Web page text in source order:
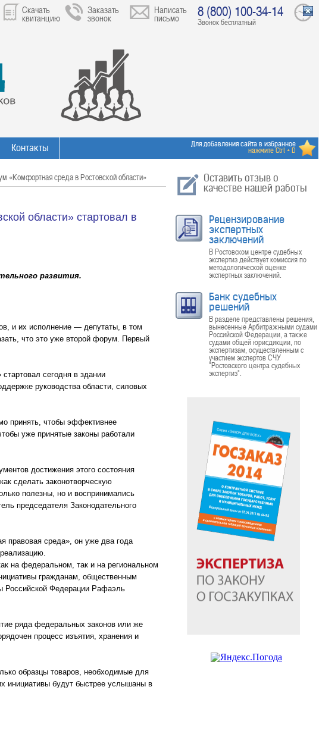
Скачать
квитанцию
Заказать
звонок
Написать
письмо 8 (800) 100-34-14
Звонок бесплатный
Контакты Для добавления сайта в избранное
нажмите Ctrl + D
«Комфортная среда в Ростовской области»
области» стартовал в
развития.
и их исполнение — депутаты, в том
что это уже второй форум. Первый
сегодня в здании
руководства области, силовых
принять, чтобы эффективнее
уже принятые законы работали
достижения этого состояния
сделать законотворческую
полезны, но и воспринимались
председателя Законодательного
правовая среда», он уже два года
на федеральном, так и на региональном
гражданам, общественным
Российской Федерации Рафаэль
ряда федеральных законов или же
процесс изъятия, хранения и
образцы товаров, необходимые для
инициативы будут быстрее услышаны в
Оставить отзыв о
качестве нашей работы
Рецензирование
экспертных
заключений
В Ростовском центре судебных
экспертиз действует комиссия по
методологической оценке
экспертных заключений.
Банк судебных
решений
В разделе представлены решения,
вынесенные Арбитражными судами
Российской Федерации, а также
судами общей юрисдикции, по
экспертизам, осуществленным с
участием экспертов СЧУ
"Ростовского центра судебных
экспертиз".